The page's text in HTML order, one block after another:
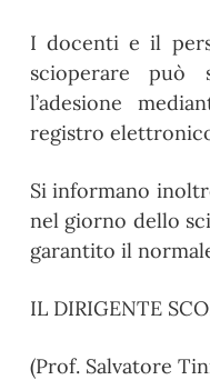
I docenti e il
scioperare può
l’adesione
registro
Si informano
nel giorno dello
garantito il
IL DIRIGENTE
(Prof. Salvatore